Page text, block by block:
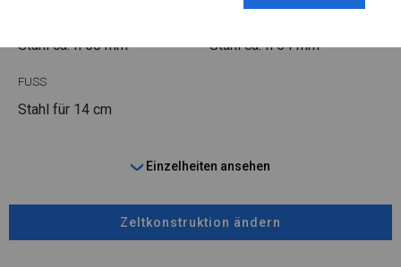
Stahl ca.fi 50 mm Stahl ca.fi 54 mm
FUSS
Stahl für 14 cm
Einzelheiten ansehen
Zeltkonstruktion ändern